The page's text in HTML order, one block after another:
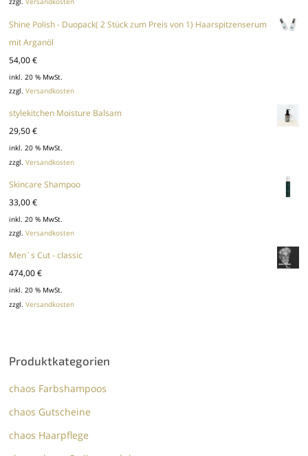
war:
43,84 €
36,00 €.
zzgl.Versandkosten
Shine Polish - Duopack( 2 Stück zum Preis von 1) Haarspitzenserum
mit Arganöl
54,00€
inkl. 20 % MwSt.
zzgl.Versandkosten
stylekitchen Moisture Balsam
29,50€
inkl. 20 % MwSt.
zzgl.Versandkosten
Skincare Shampoo
33,00€
inkl. 20 % MwSt.
zzgl.Versandkosten
Men´s Cut - classic
474,00€
inkl. 20 % MwSt.
zzgl.Versandkosten
Produktkategorien
chaos Farbshampoos
chaos Gutscheine
chaos Haarpflege